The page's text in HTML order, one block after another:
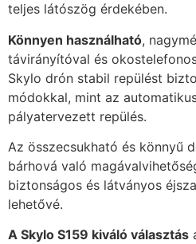
teljes látószög érdekében.
Könnyen használható,
távirányítóval és
Skylo drón stabil repülést
módokkal, mint az
pályatervezett repülés.
Az összecsukható és könnyű
bárhová való
biztonságos és látványos
lehetővé.
A Skylo S159 kiváló választás